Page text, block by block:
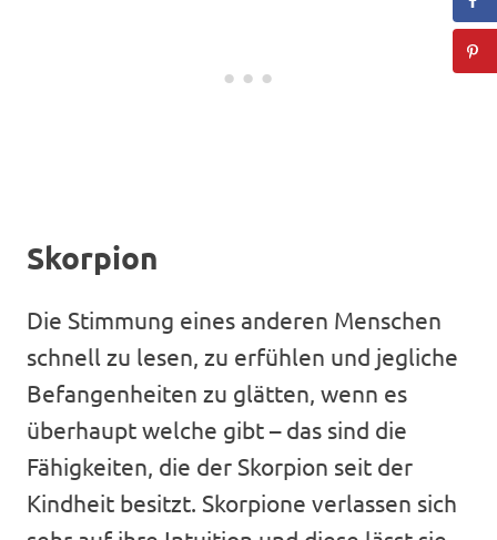
Skorpion
Die Stimmung eines anderen Menschen
schnell zu lesen, zu erfühlen und jegliche
Befangenheiten zu glätten, wenn es
überhaupt welche gibt – das sind die
Fähigkeiten, die der Skorpion seit der
Kindheit besitzt. Skorpione verlassen sich